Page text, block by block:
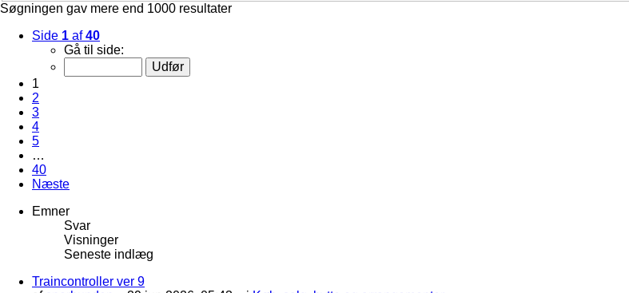
Søgningen gav mere end 1000 resultater
Side 1 af40
Gå til side:
1
2
3
4
5
…
40
Næste
Emner
Svar
Visninger
Seneste indlæg
Traincontroller ver 9